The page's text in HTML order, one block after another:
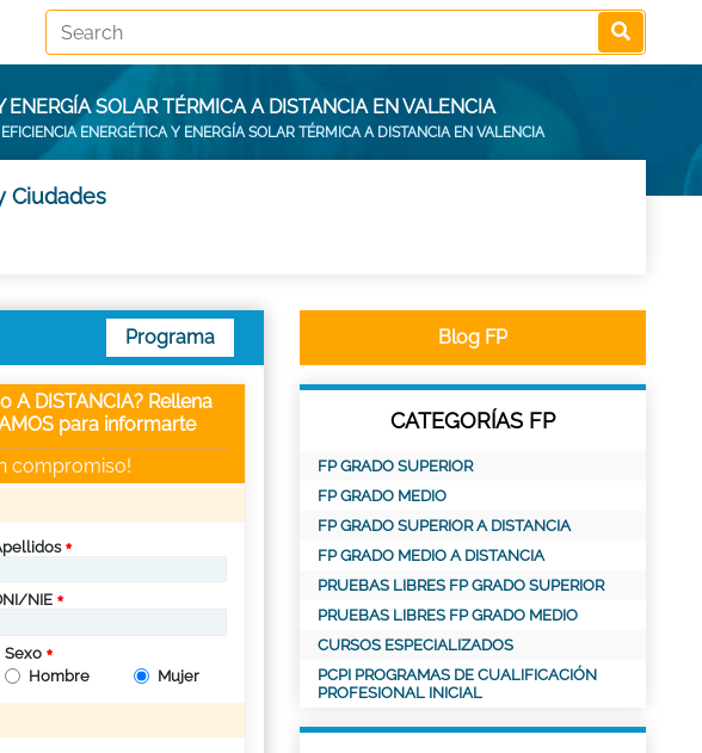
SOLAR TÉRMICA A DISTANCIA EN VALENCIA
EFICIENCIA ENERGÉTICA Y ENERGÍA SOLAR TÉRMICA A DISTANCIA EN VALENCIA
Ciudades
Programa
A DISTANCIA? Rellena
para informarte
compromiso!
NIE
Sexo
Hombre
Mujer
Blog FP
CATEGORÍAS FP
FP GRADO SUPERIOR
FP GRADO MEDIO
FP GRADO SUPERIOR A DISTANCIA
FP GRADO MEDIO A DISTANCIA
PRUEBAS LIBRES FP GRADO SUPERIOR
PRUEBAS LIBRES FP GRADO MEDIO
CURSOS ESPECIALIZADOS
PCPI PROGRAMAS DE CUALIFICACIÓN
PROFESIONAL INICIAL